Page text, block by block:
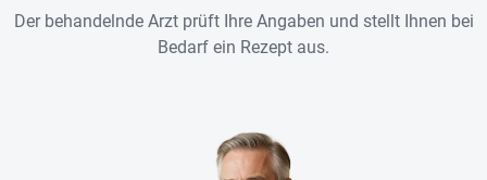
Der behandelnde Arzt prüft Ihre Angaben und stellt Ihnen bei
Bedarf ein Rezept aus.